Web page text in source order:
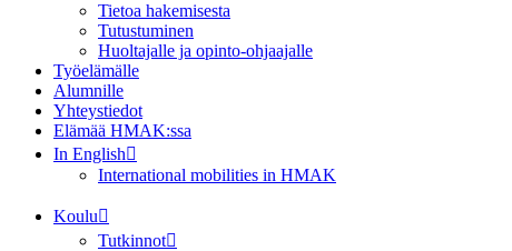
Tietoa hakemisesta
Tutustuminen
Huoltajalle ja opinto-ohjaajalle
Työelämälle
Alumnille
Yhteystiedot
Elämää HMAK:ssa
In English
International mobilities in HMAK
Koulu
Tutkinnot